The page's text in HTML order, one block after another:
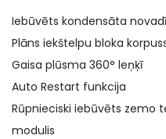
Iebūvēts kondensāta
Plāns iekštelpu bloka
Gaisa plūsma 360° leņķī
Auto Restart funkcija
Rūpnieciski iebūvēts zemo
modulis